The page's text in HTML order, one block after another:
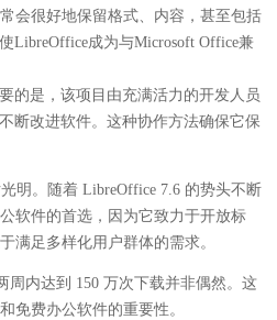
会很好地保留格式、内容，甚至包括
LibreOffice成为与Microsoft Office兼
的是，该项目由充满活力的开发人员
断改进软件。这种协作方法确保它保
明。随着 LibreOffice 7.6 的势头不断
软件的首选，因为它致力于开放标
满足多样化用户群体的需求。
周内达到 150 万次下载并非偶然。这
免费办公软件的重要性。